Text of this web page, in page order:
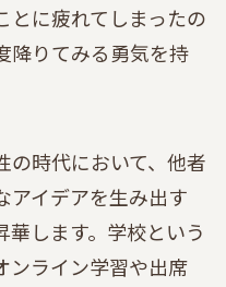
とに疲れてしまったの
降りてみる勇気を持
の時代において、他者
アイデアを生み出す
します。学校という
ンライン学習や出席